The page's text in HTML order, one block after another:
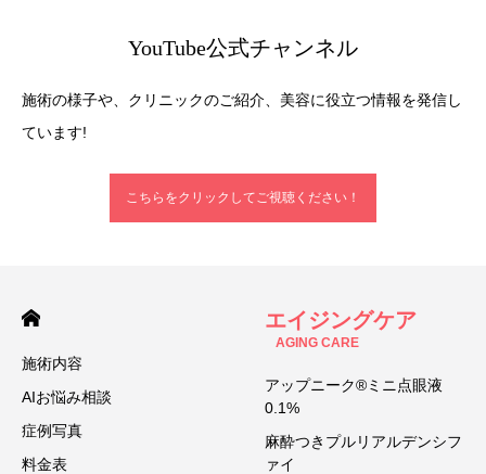
YouTube公式チャンネル
施術の様子や、クリニックのご紹介、美容に役立つ情報を発信し
ています!
こちらをクリックしてご視聴ください！
施術内容
AIお悩み相談
症例写真
料金表
エイジングケア
AGING CARE
アップニーク®ミニ点眼液
0.1%
麻酔つきプルリアルデンシフ
ァイ